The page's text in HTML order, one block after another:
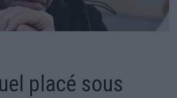
placé sous